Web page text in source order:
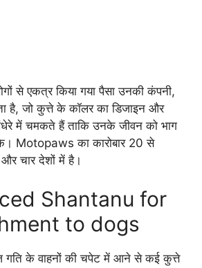
से एकत्र किया गया पैसा उनकी कंपनी,
है, जो कुत्ते के कॉलर का डिजाइन और
में चमकते हैं ताकि उनके जीवन को भाग
Motopaws का कारोबार 20 से
चार देशों में है।
Shantanu for
to dogs
गति के वाहनों की चपेट में आने से कई कुत्ते